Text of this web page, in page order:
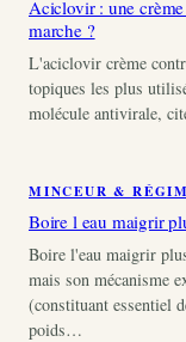
Aciclovir : une
marche ?
L'aciclovir crème
topiques les plus
molécule antivirale,
MINCEUR &
Boire l eau maigrir
Boire l'eau maigrir
mais son mécanisme
(constituant essentiel
poids…